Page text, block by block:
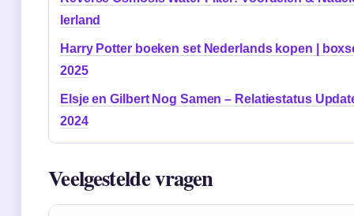
Ierland
Harry Potter boeken set Nederlands kopen |
2025
Elsje en Gilbert Nog Samen – Relatiestatus
2024
Veelgestelde vragen